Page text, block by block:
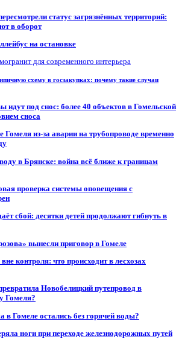
статус загрязнённых территорий:
в оборот
на остановке
для современного интерьера
схему в госзакупках: почему такие случаи
идут под снос: более 40 объектов в Гомельской
сноса
из-за аварии на трубопроводе временно
в Брянске: война всё ближе к границам
проверка системы оповещения с
сбой: десятки детей продолжают гибнуть в
вынесли приговор в Гомеле
контроля: что происходит в лесхозах
Новобелицкий путепровод в
Гомеля?
Гомеле остались без горячей воды?
ноги при переходе железнодорожных путей